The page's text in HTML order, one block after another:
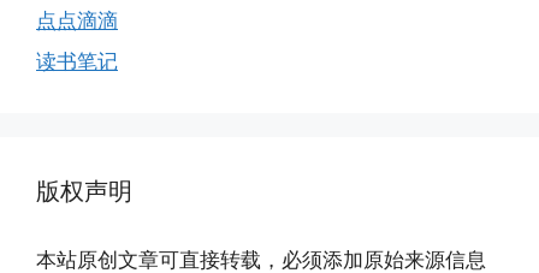
点点滴滴
读书笔记
版权声明
本站原创文章可直接转载，必须添加原始来源信息